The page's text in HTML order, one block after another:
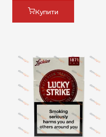
Купити